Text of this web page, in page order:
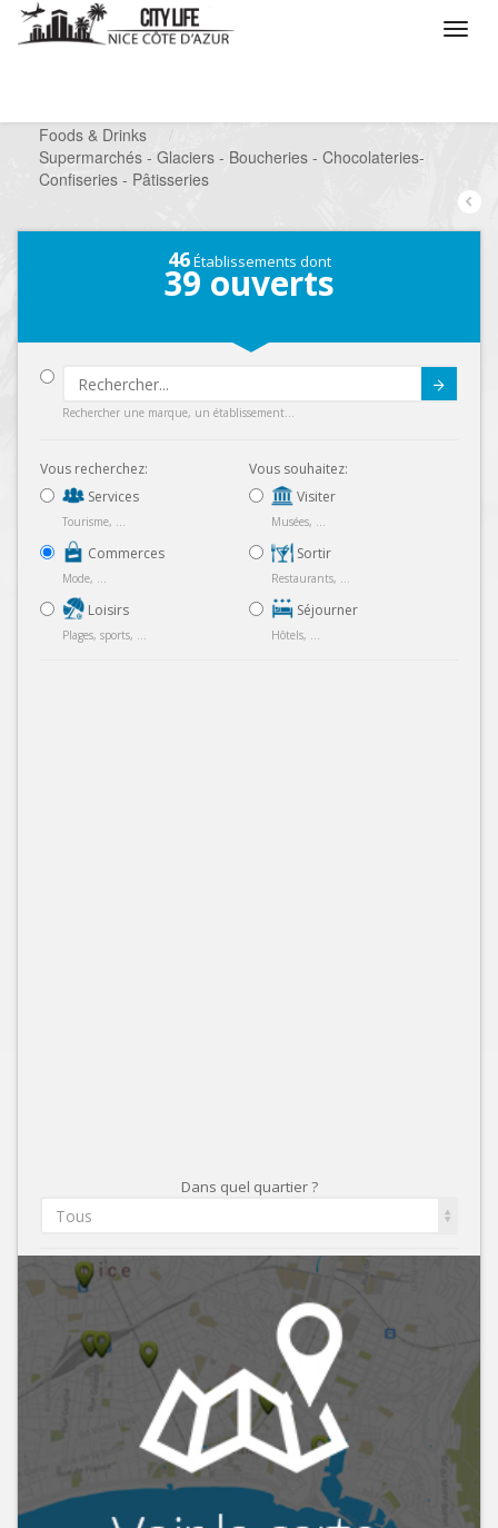
Foods & Drinks
/
Supermarchés - Glaciers - Boucheries - Chocolateries-
Confiseries - Pâtisseries
46Établissements dont
39 ouverts
Rechercher une marque, un établissement...
Vous recherchez:
Services
Tourisme, ...
Commerces
Mode, ...
Loisirs
Plages, sports, ...
Vous souhaitez:
Visiter
Musées, ...
Sortir
Restaurants, ...
Séjourner
Hôtels, ...
Dans quel quartier ?
Tous